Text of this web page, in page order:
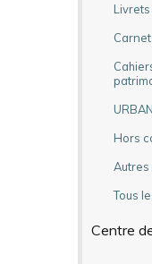
Hors
Tous
Centre